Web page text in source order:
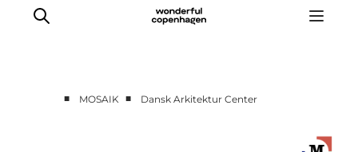
■ MOSAIK ■ Dansk Arkitektur Center